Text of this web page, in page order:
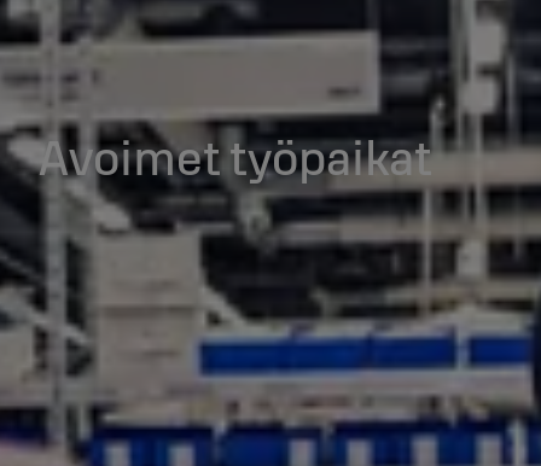
Avoimet työpaikat